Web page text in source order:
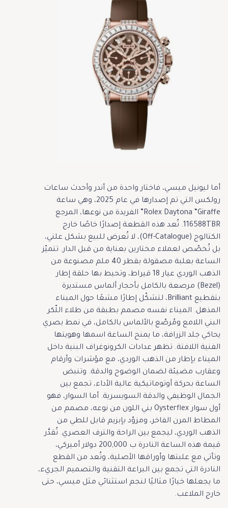
أما ليونيل ميسي، فاختار واحدة من أندر وأحدث ساعات
رولكس التي تم إصدارها في عام 2025، وهي ساعة
Rolex Daytona “Giraffe” الفريدة من نوعها، المرجع
116588TBR. تُعد هذه القطعة إصدارًا خاصًا خارج
الكتالوج (Off-Catalogue)، لا تُعرض للبيع بشكل علني،
بل تُخصّص لعملاء مختارين بعناية من قبل الدار. تتميّز
الساعة بعلبة مصقولة بقطر 40 ملم مصنوعة من
الذهب الوردي عيار 18 قيراط، وتحيط بها حلقة إطار
(Bezel) مرصعة بالكامل بأحجار ألماس مستديرة
بتقطيع Brilliant، لتشكّل إطارًا مشعًا حول الميناء
المذهل. الميناء نفسه مصمم بطبقة من طلاء اللّكر
البني اللامع ومُرصّع بالألماس بالكامل، في نمط بصري
يحاكي جلد الزرافة، ما يمنح الساعة اسمها وهويتها
الفنية اللافتة. تظهر عدادات الكرونوغراف البنية داخل
الميناء بإطار من الذهب الوردي، مع مؤشرات وأرقام
وعقارب مضيئة لضمان الوضوح والدقة. وتنبض
الساعة بحركة أوتوماتيكية عالية الأداء، تجمع بين
الجمال الوظيفي والدقة السويسرية. أما السوار، فهو
أول سوار Oysterflex بني اللون من نوعه، مصمم من
المطاط المرن الفاخر، ومزوّد بإبزيم قابل للطي من
الذهب الوردي، ليجمع بين الراحة والترف العصري. تُقدَّر
قيمة هذه الساعة النادرة ب 200,000 دولار أميركي،
وتأتي مع علبتها وأوراقها الأصلية، وتُعد من القطع
النادرة التي تجمع بين البراعة التقنية والتصميم الجريء،
ما يجعلها خيارًا مثاليًا لنجم استثنائي مثل ميسي، حتى
خارج الملاعب.